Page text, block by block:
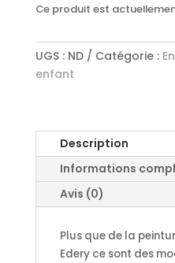
Ce produit est
UGS : ND Catégorie :
enfant
Description
Informations
Avis (0)
Plus que de la
Edery ce sont des